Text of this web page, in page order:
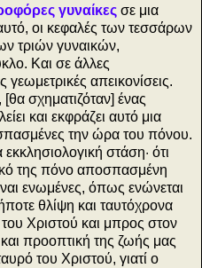
γυναίκες σε μια
οι κεφαλές των τεσσάρων
τριών γυναικών,
Και σε άλλες
απεικονίσεις.
σχηματιζόταν] ένας
και εκφράζει αυτό μια
την ώρα του πόνου.
στάση· ότι
της πόνο αποσπασμένη
ενωμένες, όπως ενώνεται
θλίψη και ταυτόχρονα
Χριστού και μπρος στον
προοπτική της ζωής μας
του Χριστού, γιατί ο